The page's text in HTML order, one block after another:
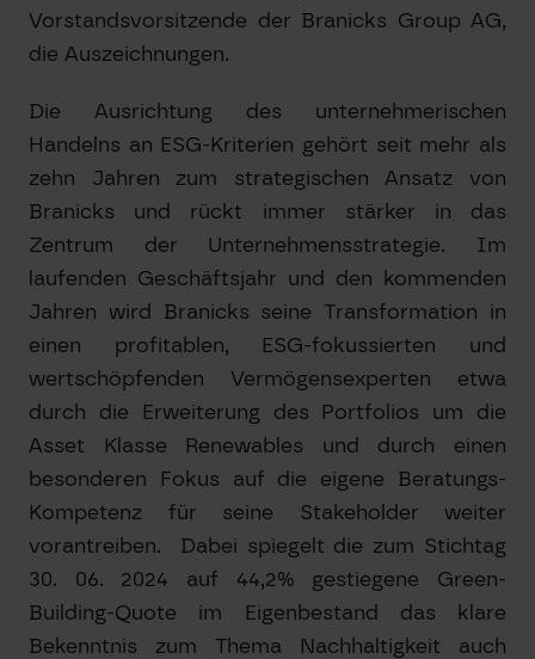
Vorstandsvorsitzende der Branicks Group AG,
die Auszeichnungen.
Die Ausrichtung des unternehmerischen
Handelns an ESG-Kriterien gehört seit mehr als
zehn Jahren zum strategischen Ansatz von
Branicks und rückt immer stärker in das
Zentrum der Unternehmensstrategie. Im
laufenden Geschäftsjahr und den kommenden
Jahren wird Branicks seine Transformation in
einen profitablen, ESG-fokussierten und
wertschöpfenden Vermögensexperten etwa
durch die Erweiterung des Portfolios um die
Asset Klasse Renewables und durch einen
besonderen Fokus auf die eigene Beratungs-
Kompetenz für seine Stakeholder weiter
vorantreiben. Dabei spiegelt die zum Stichtag
30. 06. 2024 auf 44,2% gestiegene Green-
Building-Quote im Eigenbestand das klare
Bekenntnis zum Thema Nachhaltigkeit auch